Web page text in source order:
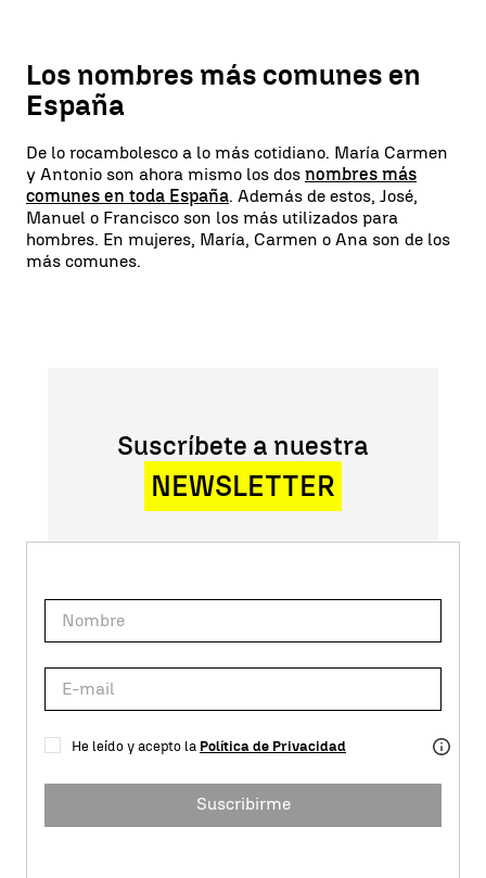
Los nombres más comunes en
España
De lo rocambolesco a lo más cotidiano. María Carmen
y Antonio son ahora mismo los dos nombres más
comunes en toda España. Además de estos, José,
Manuel o Francisco son los más utilizados para
hombres. En mujeres, María, Carmen o Ana son de los
más comunes.
Suscríbete a nuestra
NEWSLETTER
He leído y acepto la Política de Privacidad
Suscribirme